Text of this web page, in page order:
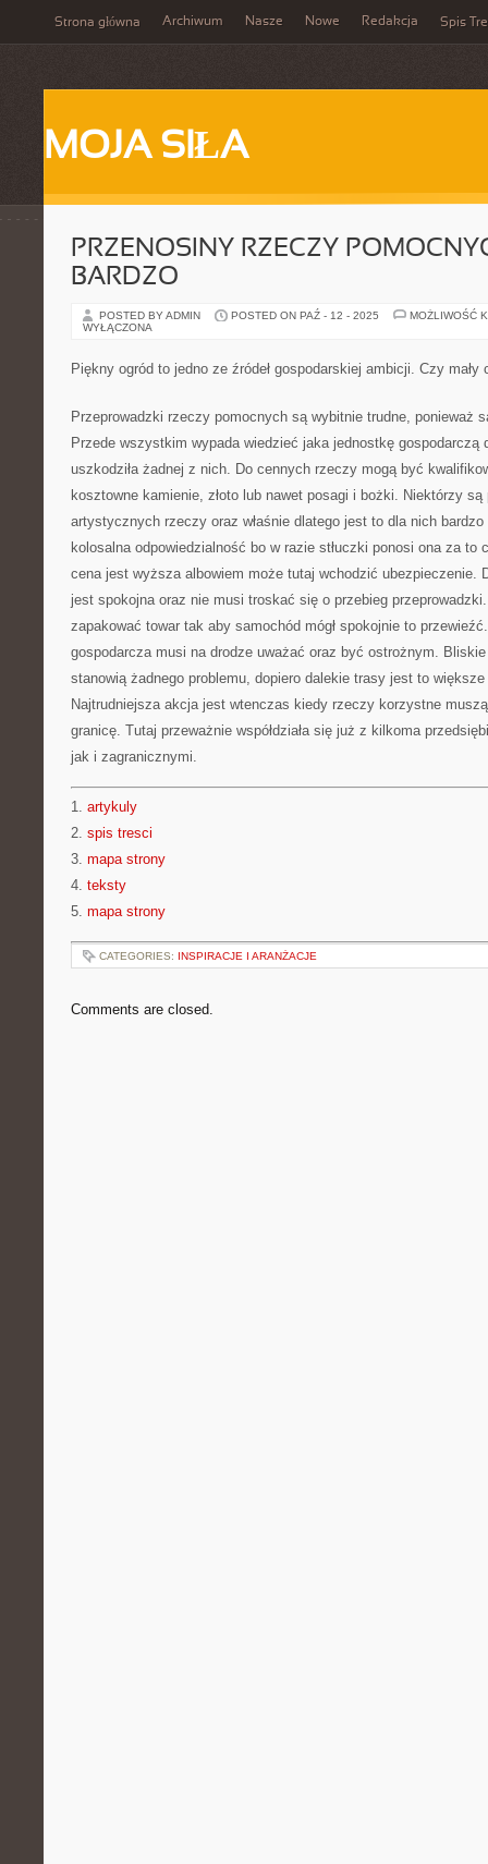
Strona główna Archiwum Nasze Nowe Redakcja Spis
MOJA SIŁA
PRZENOSINY RZECZY
BARDZO
POSTED BY ADMIN POSTED ON PAŹ - 12 - 2025
MOŻLIWOŚĆ
WYŁĄCZONA
Piękny ogród to jedno ze źródeł gospodarskiej ambicji. Czy mały
Przeprowadzki rzeczy pomocnych są wybitnie trudne, ponieważ
Przede wszystkim wypada wiedzieć jaka jednostkę gospodarczą
uszkodziła żadnej z nich. Do cennych rzeczy mogą być
kosztowne kamienie, złoto lub nawet posagi i bożki. Niektórzy
artystycznych rzeczy oraz właśnie dlatego jest to dla nich
kolosalna odpowiedzialność bo w razie stłuczki ponosi ona za to
cena jest wyższa albowiem może tutaj wchodzić ubezpieczenie.
jest spokojna oraz nie musi troskać się o przebieg
zapakować towar tak aby samochód mógł spokojnie to
gospodarcza musi na drodze uważać oraz być ostrożnym.
stanowią żadnego problemu, dopiero dalekie trasy jest to
Najtrudniejsza akcja jest wtenczas kiedy rzeczy korzystne
granicę. Tutaj przeważnie współdziała się już z kilkoma
jak i zagranicznymi.
1. artykuly
2. spis tresci
3. mapa strony
4. teksty
5. mapa strony
CATEGORIES: INSPIRACJE I ARANŻACJE
Comments are closed.